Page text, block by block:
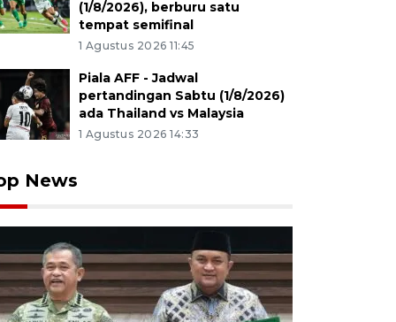
(1/8/2026), berburu satu
tempat semifinal
1 Agustus 2026 11:45
Piala AFF - Jadwal
pertandingan Sabtu (1/8/2026)
ada Thailand vs Malaysia
1 Agustus 2026 14:33
News